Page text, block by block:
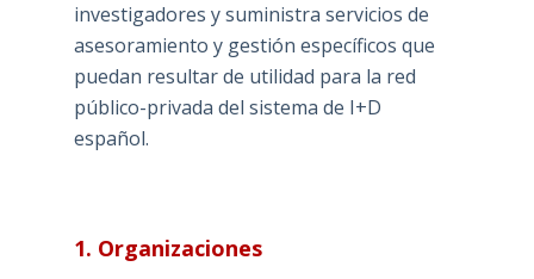
investigadores y suministra servicios de
asesoramiento y gestión específicos que
puedan resultar de utilidad para la red
público-privada del sistema de I+D
español.
1. Organizaciones